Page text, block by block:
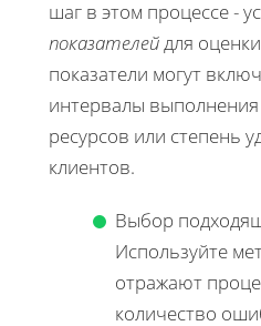
шаг в этом процессе -
показателейдля
показатели могут
интервалы выполнения
ресурсов или степень
клиентов.
Выбор
Используйте
отражают
количество